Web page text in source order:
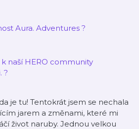
Aura. Adventures ?
naší HERO community
?
je tu! Tentokrát jsem se nechala
jarem a změnami, které mi
život naruby. Jednou velkou